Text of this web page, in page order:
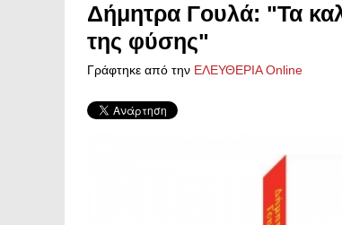
Δήμητρα Γουλά: "Τα
της φύσης"
Γράφτηκε από την ΕΛΕΥΘΕΡΙΑ Online